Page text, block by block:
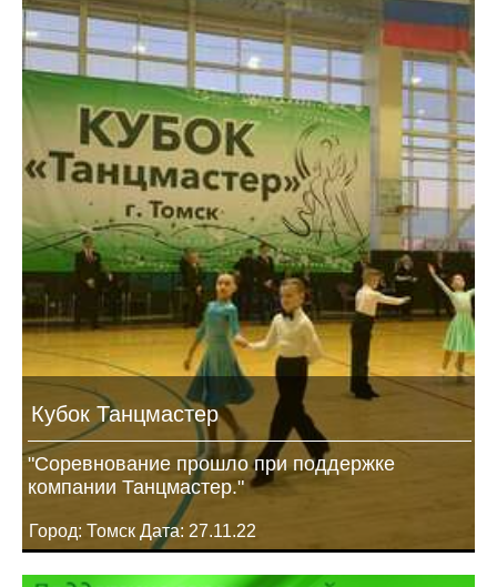
Кубок Танцмастер
"Соревнование прошло при поддержке
компании Танцмастер."
Город: Томск Дата: 27.11.22